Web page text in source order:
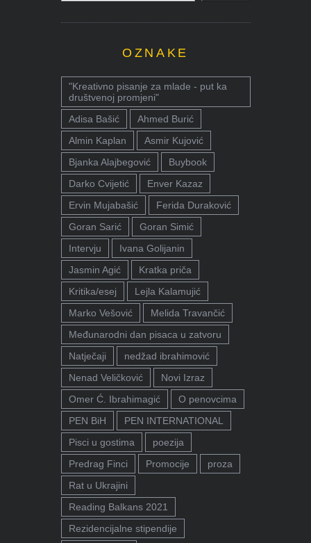
OZNAKE
"Kreativno pisanje za mlade - put ka
društvenoj promjeni"
Adisa Bašić
Ahmed Burić
Almin Kaplan
Asmir Kujović
Bjanka Alajbegović
Buybook
Darko Cvijetić
Enver Kazaz
Ervin Mujabašić
Ferida Duraković
Goran Sarić
Goran Simić
Intervju
Ivana Golijanin
Jasmin Agić
Kratka priča
Kritika/esej
Lejla Kalamujić
Marko Vešović
Melida Travančić
Međunarodni dan pisaca u zatvoru
Natječaji
nedžad ibrahimović
Nenad Veličković
Novi Izraz
Omer Ć. Ibrahimagić
O penovcima
PEN BiH
PEN INTERNATIONAL
Pisci u gostima
poezija
Predrag Finci
Promocije
proza
Rat u Ukrajini
Reading Balkans 2021
Rezidencijalne stipendije